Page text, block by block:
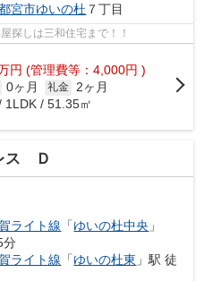
宮市ゆいの杜 ７丁目
探しは三和住宅まで！！
円 (管理費等：4,000円 )
0ヶ月 礼金 2ヶ月
1LDK / 51.35㎡
ス Ｄ
ライト線 「ゆいの杜中央 」
分
ライト線 「ゆいの杜東 」駅 徒